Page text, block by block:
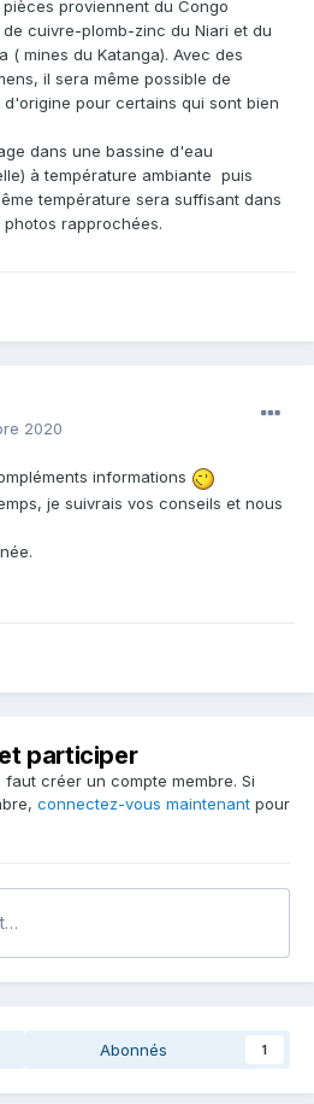
proviennent du Congo
cuivre-plomb-zinc du Niari et du
( mines du Katanga). Avec des
il sera même possible de
pour certains qui sont bien
dans une bassine d'eau
à température ambiante puis
température sera suffisant dans
rapprochées.
2020
informations
je suivrais vos conseils et nous
participer
créer un compte membre. Si
connectez-vous maintenant pour
Abonnés 1